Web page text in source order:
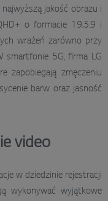
jakość obrazu i
o formacie 19.5:9 i
wrażeń zarówno przy
smartfonie 5G, firma LG
zapobiegają zmęczeniu
barw oraz jasność
video
w dziedzinie rejestracji
wykonywać wyjątkowe